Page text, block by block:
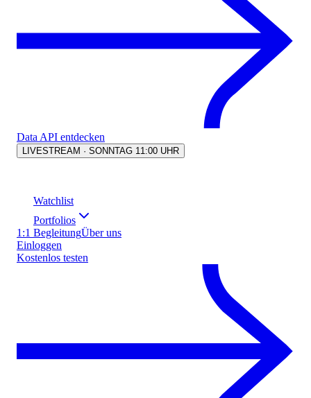
Data API entdecken
LIVESTREAM · SONNTAG 11:00 UHR
Watchlist
Portfolios
1:1 BegleitungÜber uns
Einloggen
Kostenlos testen